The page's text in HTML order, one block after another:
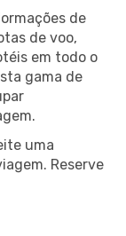
de
de voo,
em todo o
gama de
uma
Reserve